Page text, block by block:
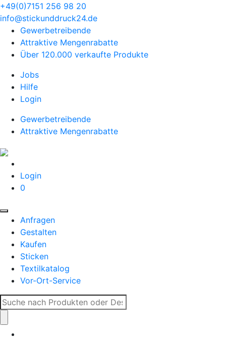
+49(0)7151 256 98 20‬
info@stickunddruck24.de
Gewerbetreibende
Attraktive Mengenrabatte
Über 120.000 verkaufte Produkte
Jobs
Hilfe
Login
Gewerbetreibende
Attraktive Mengenrabatte
Login
0
Anfragen
Gestalten
Kaufen
Sticken
Textilkatalog
Vor-Ort-Service
Suche
nach: